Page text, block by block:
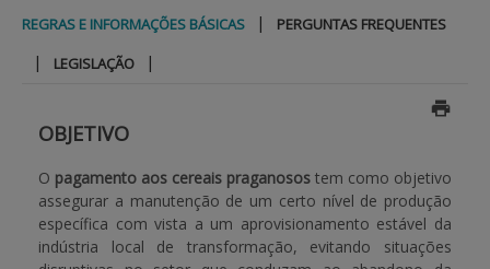
PAYMENTS
Login / Register
REGRAS E INFORMAÇÕES BÁSICAS | PERGUNTAS FREQUENTES
| LEGISLAÇÃO |
OBJETIVO
O pagamento aos cereais praganosos tem como objetivo
assegurar a manutenção de um certo nível de produção
específica com vista a um aprovisionamento estável da
indústria local de transformação, evitando situações